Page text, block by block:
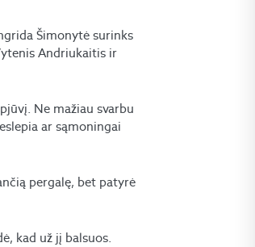
Šimonytė surinks
Andriukaitis ir
Ne mažiau svarbu
ar sąmoningai
pergalę, bet patyrė
kad už jį balsuos.